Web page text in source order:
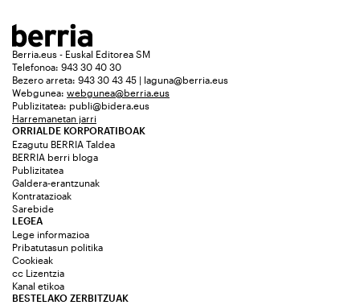
Berria.eus - Euskal Editorea SM
Telefonoa: 943 30 40 30
Bezero arreta: 943 30 43 45 | laguna@berria.eus
Webgunea: webgunea@berria.eus
Publizitatea: publi@bidera.eus
Harremanetan jarri
ORRIALDE KORPORATIBOAK
Ezagutu BERRIA Taldea
BERRIA berri bloga
Publizitatea
Galdera-erantzunak
Kontratazioak
Sarebide
LEGEA
Lege informazioa
Pribatutasun politika
Cookieak
cc Lizentzia
Kanal etikoa
BESTELAKO ZERBITZUAK